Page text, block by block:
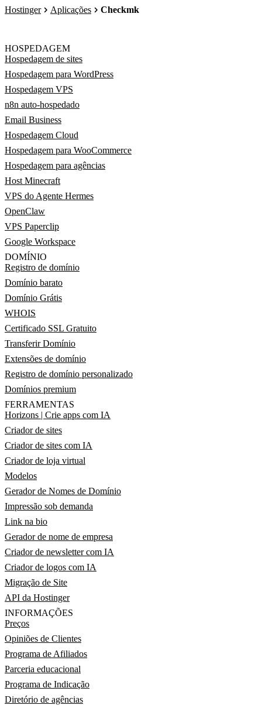
Hostinger Aplicações Checkmk
HOSPEDAGEM
Hospedagem de sites
Hospedagem para WordPress
Hospedagem VPS
n8n auto-hospedado
Email Business
Hospedagem Cloud
Hospedagem para WooCommerce
Hospedagem para agências
Host Minecraft
VPS do Agente Hermes
OpenClaw
VPS Paperclip
Google Workspace
DOMÍNIO
Registro de domínio
Domínio barato
Domínio Grátis
WHOIS
Certificado SSL Gratuito
Transferir Domínio
Extensões de domínio
Registro de domínio personalizado
Domínios premium
FERRAMENTAS
Horizons | Crie apps com IA
Criador de sites
Criador de sites com IA
Criador de loja virtual
Modelos
Gerador de Nomes de Domínio
Impressão sob demanda
Link na bio
Gerador de nome de empresa
Criador de newsletter com IA
Criador de logos com IA
Migração de Site
API da Hostinger
INFORMAÇÕES
Preços
Opiniões de Clientes
Programa de Afiliados
Parceria educacional
Programa de Indicação
Diretório de agências